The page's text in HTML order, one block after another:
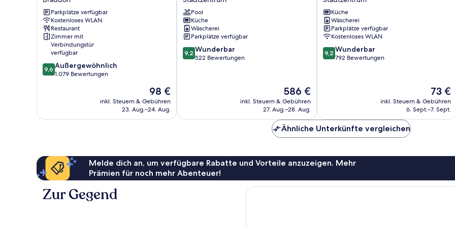
Braddon
Parkplätze verfügbar
Kostenloses WLAN
Restaurant
Zimmer mit
Verbindungstür
verfügbar
9.6
von
9,6 Außergewöhnlich
1.079 Bewertungen
Der
Preis
beträgt
98 €
inkl. Steuern & Gebühren
23. Aug.–24. Aug.
Canberra
Stadtzentrum
Pool
Küche
Wäscherei
Parkplätze verfügbar
9.2
von
9,2 Wunderbar
522 Bewertungen
Der
Preis
beträgt
586 €
inkl. Steuern & Gebühren
27. Aug.–28. Aug.
City
Walk
Stadtzentrum
Küche
Wäscherei
Parkplätze verfügbar
Kostenloses WLAN
9.2
von
9,2 Wunderbar
792 Bewertungen
Der
Preis
beträgt
73 €
inkl. Steuern & Gebühren
6. Sept.–7. Sept.
Ähnliche Unterkünfte vergleichen
Melde dich an, um verfügbare Rabatte und Vorteile anzuzeigen. Mehr
Prämien für noch mehr Abenteuer!
Zur Gegend